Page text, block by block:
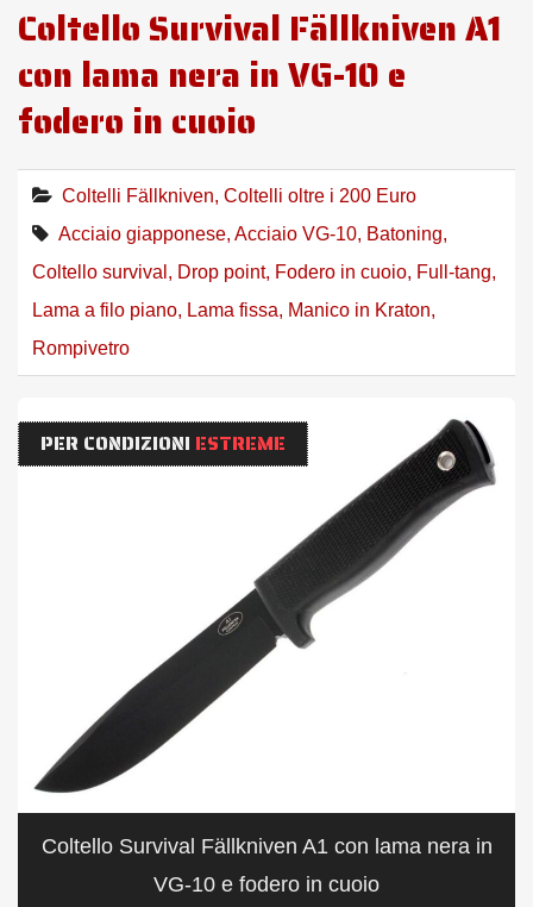
Coltello Survival Fällkniven A1
con lama nera in VG-10 e
fodero in cuoio
Coltelli Fällkniven, Coltelli oltre i 200 Euro
Acciaio giapponese, Acciaio VG-10, Batoning,
Coltello survival , Drop point, Fodero in cuoio, Full-tang,
Lama a filo piano, Lama fissa, Manico in Kraton,
Rompivetro
PER CONDIZIONI ESTREME
Coltello Survival Fällkniven A1 con lama nera in
VG-10 e fodero in cuoio